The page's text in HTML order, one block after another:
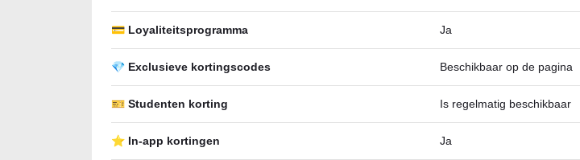
💳 Loyaliteitsprogramma Ja
💎 Exclusieve kortingscodes Beschikbaar op de pagina
🎫 Studenten korting Is regelmatig beschikbaar
⭐ In-app kortingen Ja